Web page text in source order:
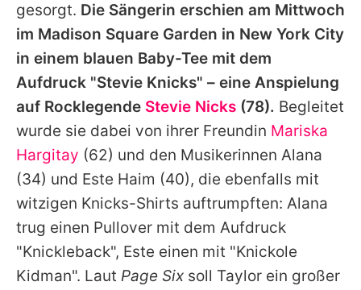
Jobs
App runterladen
Team
Redaktionelle Richtlinien
Impressum
Datenschutzerklärung
Nutzungsbedingungen
Utiq verwalten
gesorgt. Die Sängerin erschien am Mittwoch
im Madison Square Garden in New York City
in einem blauen Baby-Tee mit dem
Aufdruck "Stevie Knicks" – eine Anspielung
auf Rocklegende Stevie Nicks (78). Begleitet
wurde sie dabei von ihrer Freundin Mariska
Hargitay (62) und den Musikerinnen Alana
(34) und Este Haim (40), die ebenfalls mit
witzigen Knicks-Shirts auftrumpften: Alana
trug einen Pullover mit dem Aufdruck
"Knickleback", Este einen mit "Knickole
Kidman". Laut Page Six soll Taylor ein großer